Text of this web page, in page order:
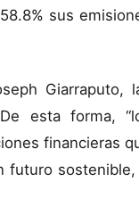
sus
Giarraputo,
esta forma,
financieras
futuro sostenible,